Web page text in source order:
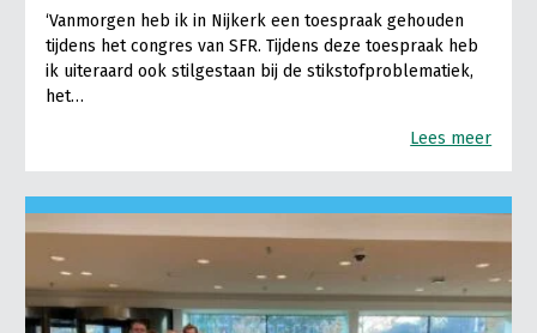
‘Vanmorgen heb ik in Nijkerk een toespraak gehouden
tijdens het congres van SFR. Tijdens deze toespraak heb
ik uiteraard ook stilgestaan bij de stikstofproblematiek,
het…
Lees meer